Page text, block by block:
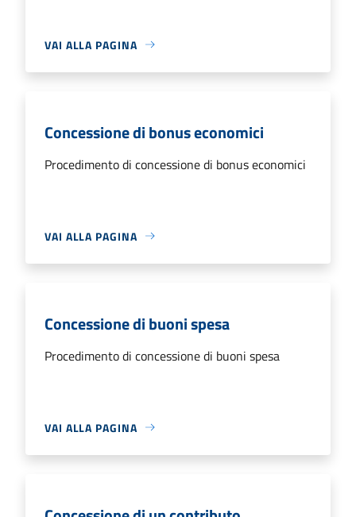
VAI ALLA PAGINA
Concessione di bonus economici
Procedimento di concessione di bonus economici
VAI ALLA PAGINA
Concessione di buoni spesa
Procedimento di concessione di buoni spesa
VAI ALLA PAGINA